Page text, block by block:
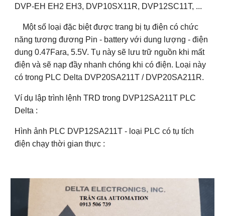
DVP-EH EH2 EH3, DVP10SX11R, DVP12SC11T, ...
Một số loại đặc biệt được trang bị tụ điện có chức
năng tương đương Pin - battery với dung lượng - điện
dung 0.47Fara, 5.5V. Tụ này sẽ lưu trữ nguồn khi mất
điện và sẽ nạp đầy nhanh chóng khi có điện. Loại này
có trong PLC Delta DVP20SA211T / DVP20SA211R.
Ví dụ lập trình lệnh TRD trong DVP12SA211T PLC
Delta :
Hình ảnh PLC DVP12SA211T - loại PLC có tụ tích
điện chạy thời gian thực :